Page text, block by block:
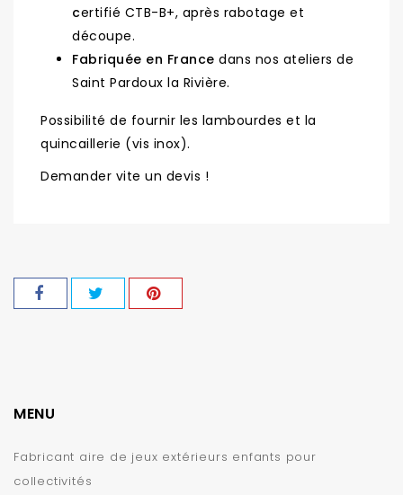
certifié CTB-B+, après rabotage et
découpe.
Fabriquée en France dans nos ateliers de
Saint Pardoux la Rivière.
Possibilité de fournir les lambourdes et la
quincaillerie (vis inox).
Demander vite un devis !
MENU
Fabricant aire de jeux extérieurs enfants pour
collectivités